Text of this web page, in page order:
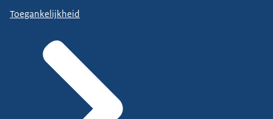
Toegankelijkheid